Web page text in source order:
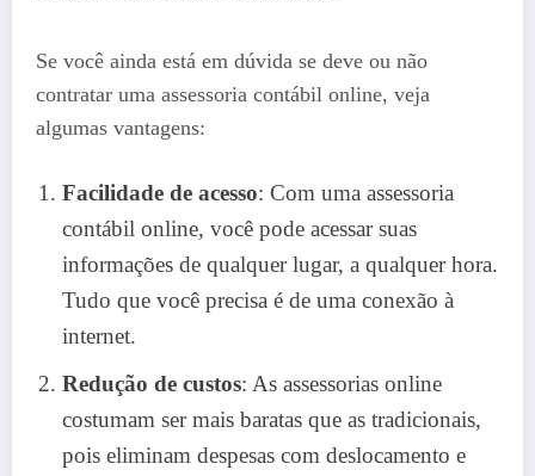
Se você ainda está em dúvida se deve ou não
contratar uma assessoria contábil online, veja
algumas vantagens:
Facilidade de acesso: Com uma assessoria
contábil online, você pode acessar suas
informações de qualquer lugar, a qualquer hora.
Tudo que você precisa é de uma conexão à
internet.
Redução de custos: As assessorias online
costumam ser mais baratas que as tradicionais,
pois eliminam despesas com deslocamento e